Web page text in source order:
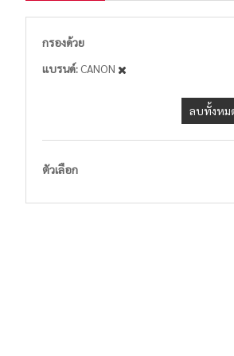
กรองด้วย
แบรนด์ CANON
ลบทั้งหม
ตัวเลือก